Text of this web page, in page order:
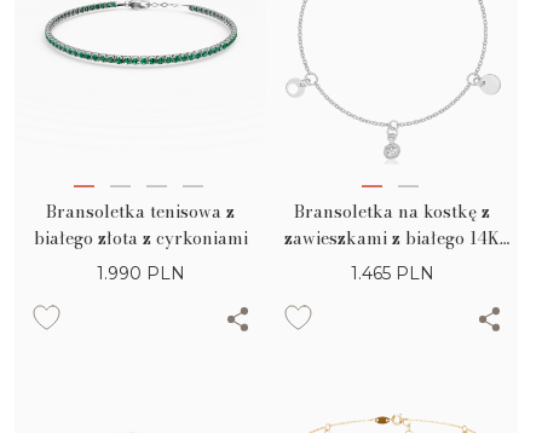
Bransoletka tenisowa z
białego złota z cyrkoniami
1.990 PLN
Bransoletka na kostkę z
zawieszkami z białego 14K
złota
1.465 PLN